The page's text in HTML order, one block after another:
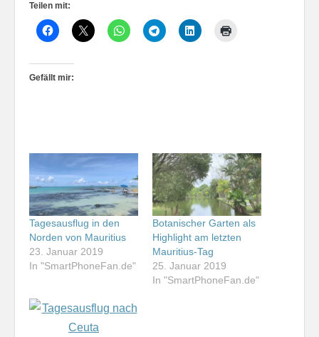
Teilen mit:
Gefällt mir:
Tagesausflug in den
Norden von Mauritius
23. Januar 2019
In "SmartPhoneFan.de"
Botanischer Garten als
Highlight am letzten
Mauritius-Tag
25. Januar 2019
In "SmartPhoneFan.de"